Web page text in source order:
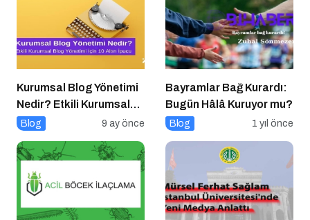
Kurumsal Blog Yönetimi
Nedir? Etkili Kurumsal
Blog Yönetimi için 10
Blog 9 ay önce
Bayramlar Bağ Kurardı:
Bugün Hâlâ Kuruyor mu?
Blog 1 yıl önce